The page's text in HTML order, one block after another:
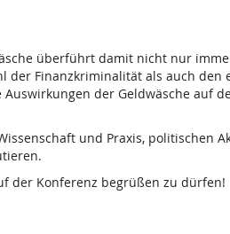
überführt damit nicht nur
der Finanzkriminalität als auch den
der Geldwäsche auf
und Praxis, politischen
der Konferenz begrüßen zu dürfen!